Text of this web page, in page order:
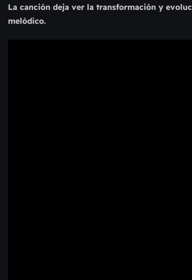
La canción deja ver la transformación y
melódico.